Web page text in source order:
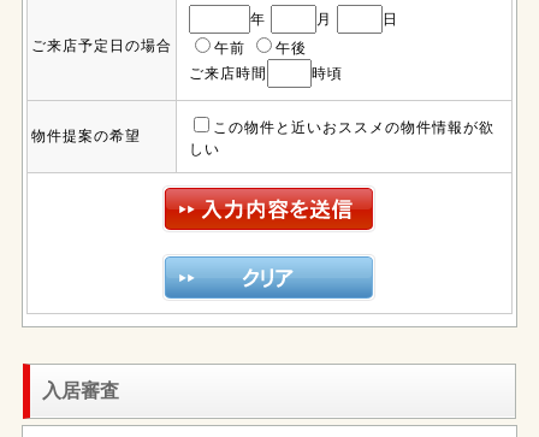
ご来店予定日の場合
年 月
日
午前
午後
ご来店時間
時頃
物件提案の希望
この物件と近いおススメの物件情報が欲
しい
入居審査